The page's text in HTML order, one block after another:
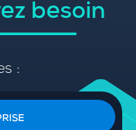
besoin
: